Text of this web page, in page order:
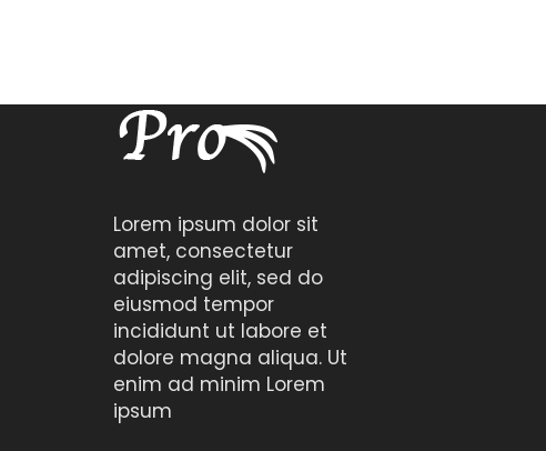
Lorem ipsum dolor sit
amet, consectetur
adipiscing elit, sed do
eiusmod tempor
incididunt ut labore et
dolore magna aliqua. Ut
enim ad minim Lorem
ipsum